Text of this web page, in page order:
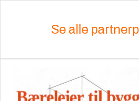
Se alle